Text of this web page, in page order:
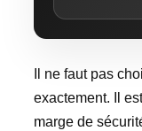
Il ne faut pas
exactement. Il
marge de